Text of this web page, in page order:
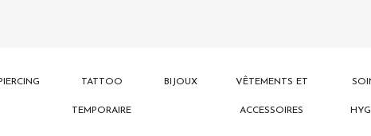
PIERCING TATTOO
TEMPORAIRE
BIJOUX VÊTEMENTS ET
ACCESSOIRES